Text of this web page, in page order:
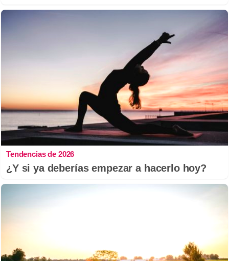
Tendencias de 2026
¿Y si ya deberías empezar a hacerlo hoy?